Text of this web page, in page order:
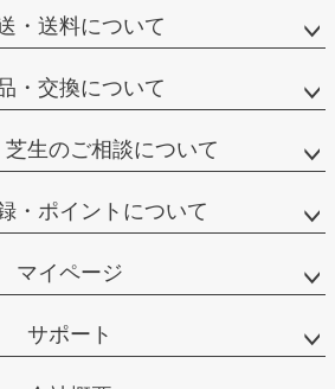
・送料について
・交換について
芝生のご相談について
・ポイントについて
マイページ
サポート